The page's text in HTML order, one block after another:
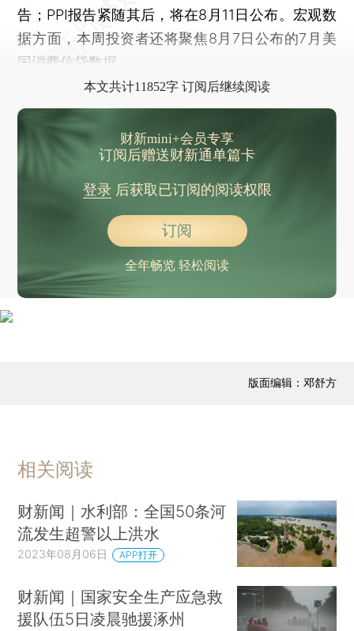
告；PPI报告紧随其后，将在8月11日公布。宏观数
据方面，本周投资者还将聚焦8月7日公布的7月美
国消费信贷数据。
本文共计11852字 订阅后继续阅读
财新mini+会员专享
订阅后赠送财新通单篇卡
登录后获取已订阅的阅读权限
订阅
全年畅览 轻松阅读
版面编辑：邓舒方
相关阅读
财新闻｜水利部：全国50条河
流发生超警以上洪水
2023年08月06日 APP打开
财新闻｜国家安全生产应急救
援队伍5日凌晨驰援涿州